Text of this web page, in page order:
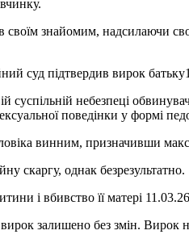
знайомим, надсилаючи
суд підтвердив вирок батьку
небезпеці
поведінки у формі
винним, призначивши
скаргу, однак безрезультатно.
і вбивство її матері
залишено без змін. Вирок